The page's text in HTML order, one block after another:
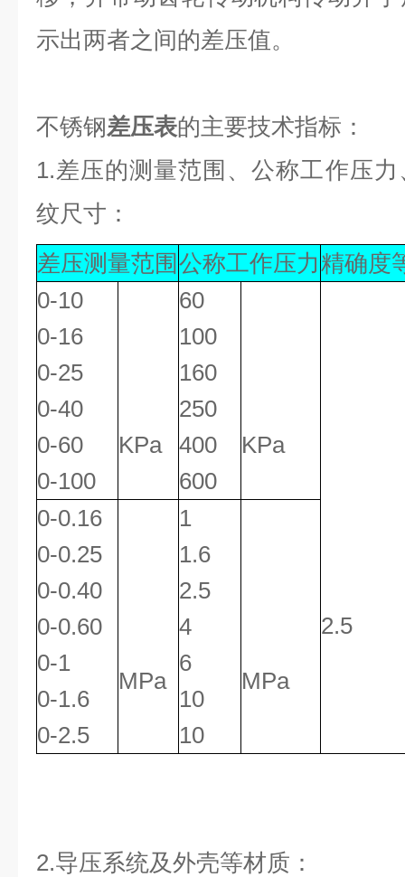
示出两者之间的差压值。
不锈钢差压表的主要技术指标：
1.差压的测量范围、公称工作压
纹尺寸：
差压测量范围公称工作压力精确度
0-10
0-16
0-25
0-40
0-60
0-100
KPa
60
100
160
250
400
600
KPa
2.5
0-0.16
0-0.25
0-0.40
0-0.60
0-1
0-1.6
0-2.5
MPa
1
1.6
2.5
4
6
10
10
MPa
2.导压系统及外壳等材质：